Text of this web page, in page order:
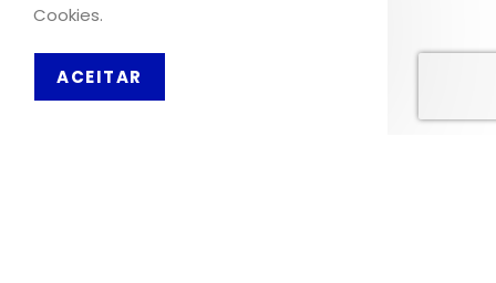
PT
Cookies.
ACEITAR